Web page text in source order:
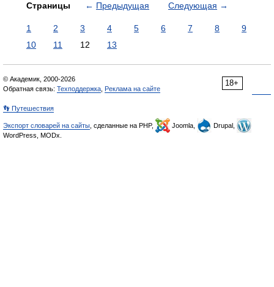
Страницы ← Предыдущая Следующая →
1 2 3 4 5 6 7 8
9
10
11 12 13
18+
© Академик, 2000-2026
Обратная связь: Техподдержка Реклама на сайте
👣 Путешествия
Экспорт словарей на сайты , сделанные на PHP, Joomla,
Drupal,
WordPress, MODx.